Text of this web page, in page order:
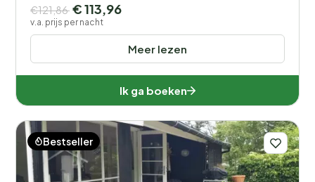
Meer lezen
€121,86 € 113,96
v.a. prijs per nacht
Ik ga boeken
Bestseller